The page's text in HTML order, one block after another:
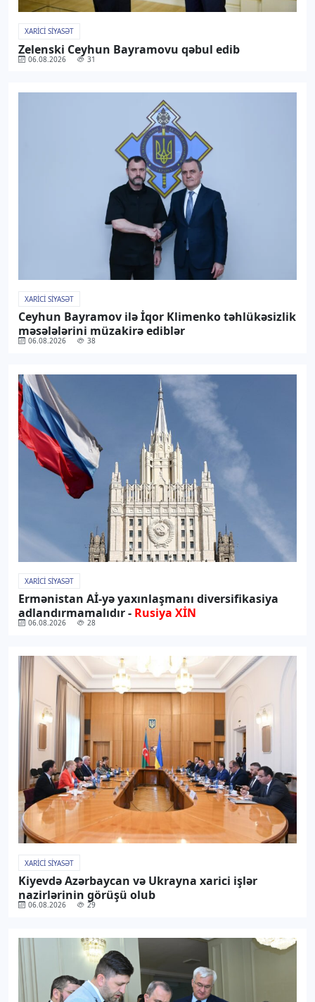
XARICI SIYASƏT
Zelenski Ceyhun Bayramovu qəbul edib
06.08.2026 31
XARICI SIYASƏT
Ceyhun Bayramov ilə İqor Klimenko təhlükəsizlik
məsələlərini müzakirə ediblər
06.08.2026 38
XARICI SIYASƏT
Ermənistan Aİ-yə yaxınlaşmanı diversifikasiya
adlandırmamalıdır - Rusiya XİN
06.08.2026 28
XARICI SIYASƏT
Kiyevdə Azərbaycan və Ukrayna xarici işlər
nazirlərinin görüşü olub
06.08.2026 29